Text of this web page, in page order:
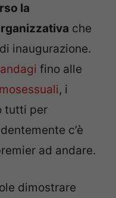
la
che
inaugurazione.
fino alle
, i
tutti per
c’è
ad andare.
dimostrare